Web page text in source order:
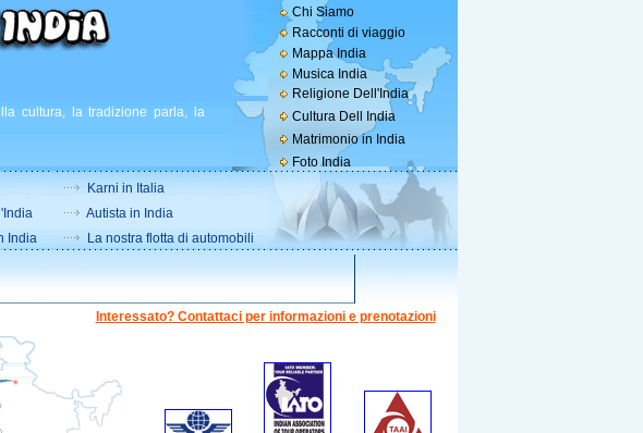
Chi Siamo
Racconti di viaggio
Mappa India
Musica India
Religione Dell'India
cultura, la tradizione parla, la
Cultura Dell India
Matrimonio in India
Foto India
India
Karni in Italia
Autista in India
La nostra flotta di automobili
Interessato? Contattaci per informazioni e prenotazioni